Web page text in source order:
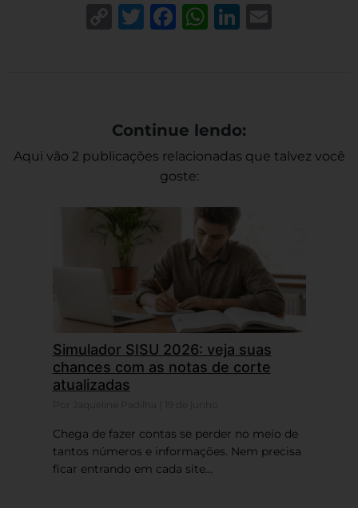
CopyTwitter
Facebook
WhatsApp
LinkedIn
Continue lendo:
Aqui vão 2 publicações relacionadas que talvez você
goste:
Simulador SISU 2026: veja suas
chances com as notas de corte
atualizadas
Chega de fazer contas se perder no meio de
tantos números e informações. Nem precisa
ficar entrando em cada site...